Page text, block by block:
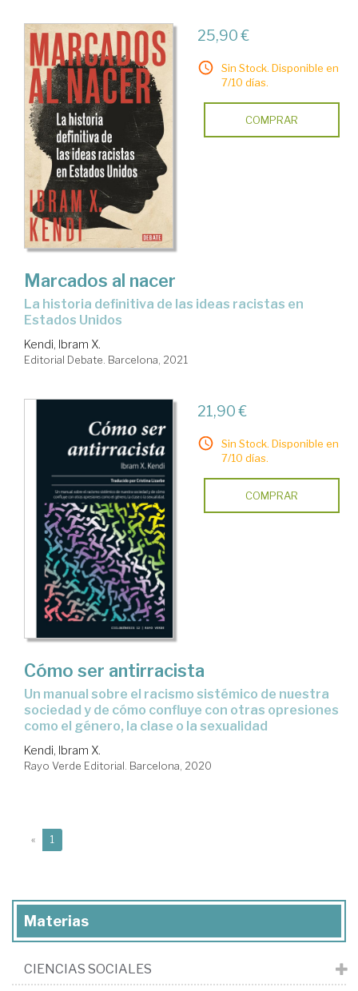
25,90 €
Sin Stock. Disponible en
7/10 días.
COMPRAR
Marcados al nacer
la historia definitiva de las ideas racistas en
Estados Unidos
Kendi, Ibram X.
Editorial Debate. Barcelona, 2021
21,90 €
Sin Stock. Disponible en
7/10 días.
COMPRAR
Cómo ser antirracista
Un manual sobre el racismo sistémico de nuestra
sociedad y de cómo confluye con otras opresiones
como el género, la clase o la sexualidad
Kendi, Ibram X.
Rayo Verde Editorial. Barcelona, 2020
« 1
Materias
CIENCIAS SOCIALES